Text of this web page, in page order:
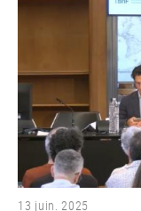
13 juin. 2025